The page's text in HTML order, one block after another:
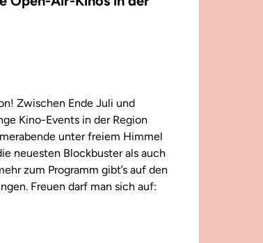
Zwischen Ende Juli und
Kino-Events in der Region
unter freiem Himmel
neuesten Blockbuster als auch
zum Programm gibt’s auf den
Freuen darf man sich auf: